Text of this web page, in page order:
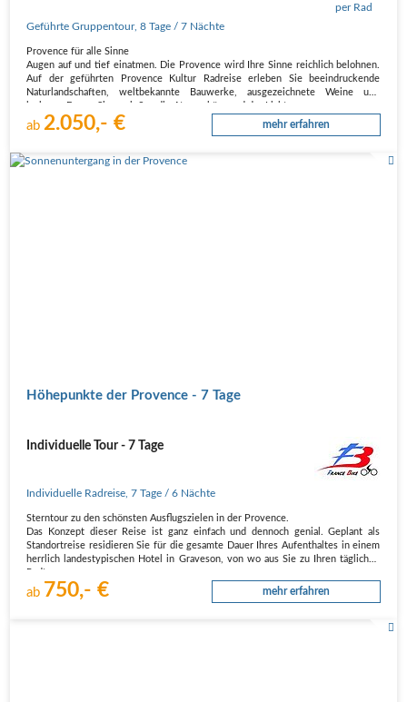
Geführte Gruppentour,8 Tage / 7 Nächte
Provence für alle Sinne
Augen auf und tief einatmen. Die Provence wird Ihre Sinne reichlich belohnen.
Auf der geführten Provence Kultur Radreise erleben Sie beeindruckende
Naturlandschaften, weltbekannte Bauwerke, ausgezeichnete Weine und
ab 2.050,- € mehr erfahren
Höhepunkte der Provence - 7 Tage
Individuelle Tour - 7 Tage
Individuelle Radreise ,7 Tage / 6 Nächte
Sterntour zu den schönsten Ausflugszielen in der Provence.
Das Konzept dieser Reise ist ganz einfach und dennoch genial. Geplant als
Standortreise residieren Sie für die gesamte Dauer Ihres Aufenthaltes in einem
herrlich landestypischen Hotel in Graveson, von wo aus Sie zu Ihren täglichen
ab 750,- € mehr erfahren